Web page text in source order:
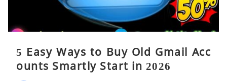
5 Easy Ways to Buy Old Gmail Acc
ounts Smartly Start in 2026